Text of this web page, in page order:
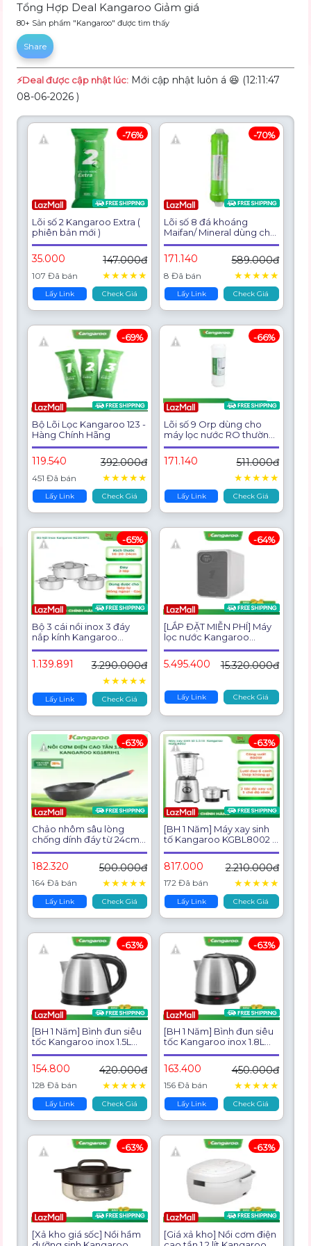
Tổng Hợp Deal Kangaroo Giảm giá
80+ Sản phẩm "Kangaroo" được tìm thấy
Share
⚡️Deal được cập nhật lúc: Mới cập nhật luôn á 😆 (12:11:47
08-06-2026 )
Lõi số 2 Kangaroo Extra (
phiên bản mới )
35.000 147.000đ
107 Đã bán ★★★★★
Lấy Link Check Giá
-76%
Lõi số 8 đá khoáng
Maifan/ Mineral dùng cho
máy lọc nước RO thường
( KG108A, KG109A, ...)
171.140 589.000đ
8 Đã bán ★★★★★
Lấy Link Check Giá
-70%
Bộ Lõi Lọc Kangaroo 123 -
Hàng Chính Hãng
119.540 392.000đ
451 Đã bán ★★★★★
Lấy Link Check Giá
-69%
Lõi số 9 Orp dùng cho
máy lọc nước RO thường
( KG108A, KG109A, ...)
171.140
511.000đ
★★★★★
Lấy Link Check Giá
-66%
Bộ 3 cái nồi inox 3 đáy
nắp kính Kangaroo
KG304IP1 (3 cái: 16 - 20 -
24cm) - Hàng chính hãng
1.139.891
3.290.000đ
★★★★★
Lấy Link Check Giá
-65%
[LẮP ĐẶT MIỄN PHÍ] Máy
lọc nước Kangaroo
Hydrogen KG100US
5.495.400 15.320.000đ
Lấy Link Check Giá
-64%
Chảo nhôm sâu lòng
chống dính đáy từ 24cm
Kangaroo KG662S - Hàng
chính hãng
182.320 500.000đ
164 Đã bán ★★★★★
Lấy Link Check Giá
-63%
[BH 1 Năm] Máy xay sinh
tố Kangaroo KGBL8002 -
Hàng chính hãng
817.000 2.210.000đ
172 Đã bán ★★★★★
Lấy Link Check Giá
-63%
[BH 1 Năm] Bình đun siêu
tốc Kangaroo inox 1.5L
model KGWK15I2
154.800 420.000đ
128 Đã bán ★★★★★
Lấy Link Check Giá
-63%
[BH 1 Năm] Bình đun siêu
tốc Kangaroo inox 1.8L
model KGWK18I2
163.400 450.000đ
156 Đã bán ★★★★★
Lấy Link Check Giá
-63%
[Xả kho giá sốc] Nồi hầm
-63%
[Giá xả kho] Nồi cơm điện
-63%